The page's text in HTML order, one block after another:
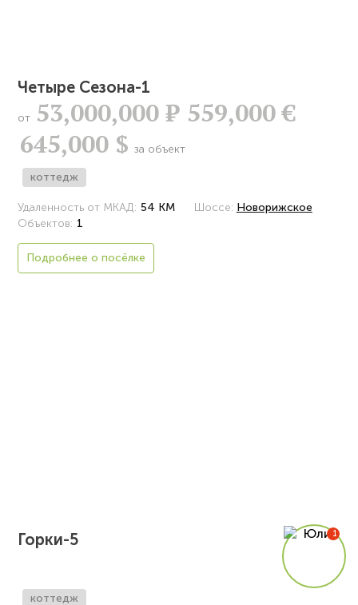
Четыре Сезона-1
от 53,000,000Р 559,000 €
645,000 $ за объект
коттедж
Удаленность от МКАД: 54 КМ Шоссе: Новорижское
Объектов: 1
Подробнее о посёлке
Горки-5
коттедж